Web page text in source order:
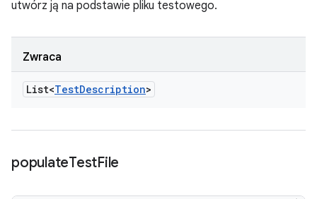
utwórz ją na podstawie pliku testowego.
Zwraca
List<TestDescription>
populateTestFile